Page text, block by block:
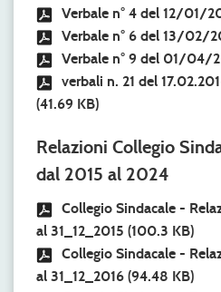
Verbale n° 4 del 12/01/
Verbale n° 6 del 13/02/
Verbale n° 9 del 01/04/
verbali n. 21 del
(41.69 KB)
Relazioni Collegio
dal 2015 al 2024
Collegio Sindacale -
al 31_12_2015 (100.3 KB)
Collegio Sindacale -
al 31_12_2016 (94.48 KB)